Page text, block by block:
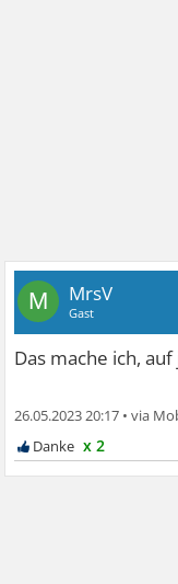
M MrsV
Gast
Das mache ich,
26.05.2023 20:17 •
x 2